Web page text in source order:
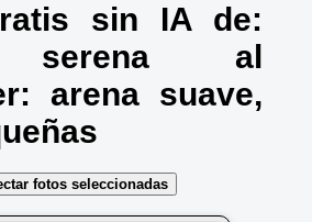
sin IA de:
serena al
arena suave,
fotos seleccionadas